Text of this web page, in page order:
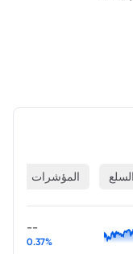
السلع المؤشرات
--
0.37%